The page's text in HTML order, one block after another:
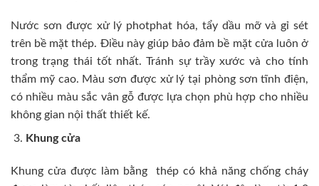
Nước sơn được xử lý photphat hóa, tẩy dầu mỡ và gỉ sét
trên bề mặt thép. Điều này giúp bảo đảm bề mặt cửa luôn ở
trong trạng thái tốt nhất. Tránh sự trầy xước và cho tính
thẩm mỹ cao. Màu sơn được xử lý tại phòng sơn tĩnh điện,
có nhiều màu sắc vân gỗ được lựa chọn phù hợp cho nhiều
không gian nội thất thiết kế.
Khung cửa
Khung cửa được làm bằng thép có khả năng chống cháy